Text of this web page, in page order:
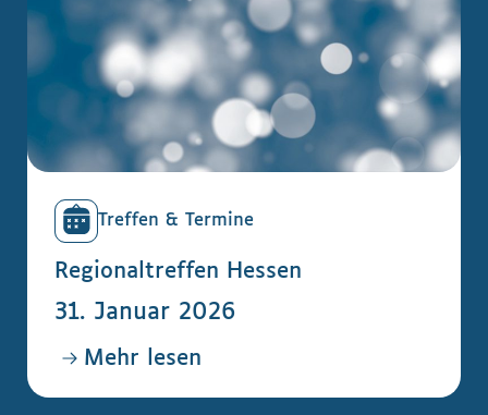
Treffen & Termine
Regionaltreffen Hessen
31. Januar 2026
Mehr lesen